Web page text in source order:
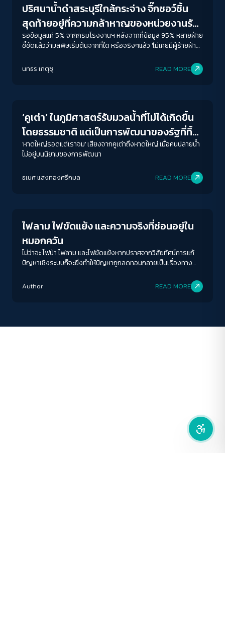
ปริศนาน้ำดำสระบุรีใกล้กระจ่าง จิ๊กซอว์ชิ้น
สุดท้ายอยู่ที่ความกล้าหาญของหน่วยงานรัฐ
ชี้ตัวการผู้ก่อมลพิษ
รอข้อมูลแค่ 5% จากกรมโรงงานฯ หลังจากที่ข้อมูล 95% หลายฝ่าย
ชี้ชัดแล้วว่ามลพิษเริ่มต้นจากที่ใด หรือจริงๆแล้ว 'ไม่เคยมีผู้ร้ายฝ่าย
นทธร เกตุชู READ MORE
‘คูเต่า’ ในภูมิศาสตร์รับมวลน้ำที่ไม่ได้เกิดขึ้น
โดยธรรมชาติ แต่เป็นการพัฒนาของรัฐที่ทิ้ง
‘คนปลายน้ำ’
'หาดใหญ่รอดแต่เราจม' เสียงจากคูเต่าถึงหาดใหญ่ เมื่อคนปลายน้ำ
ไม่อยู่บนนิยามของการพัฒนา
ธเนศ แสงทองศรีกมล READ MORE
ไฟลาม ไฟขัดแย้ง และความจริงที่ซ่อนอยู่ใน
หมอกควัน
ไม่ว่าจะ ไฟป่า ไฟลาม และไฟขัดแย้งหากปราศจากวิสัยทัศน์การแก้
ปัญหาเชิงระบบก็จะยิ่งทำให้ปัญหาถูกลดทอนกลายเป็นเรื่องทาง
ไม่ช่วยอะไร?
Author READ MORE
ขนาดตัวอักษร
A- A A+ A++
ปิด Protan Deutan Tritan
คอนทราสต์สูง
เน้นลิงก์